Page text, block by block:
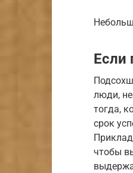
Если
люди,
тогда,
срок
чтобы